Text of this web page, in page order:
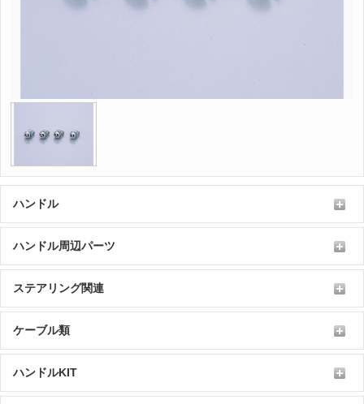
ハンドル
ハンドル周辺パーツ
ステアリング関連
ケーブル類
ハンドルKIT